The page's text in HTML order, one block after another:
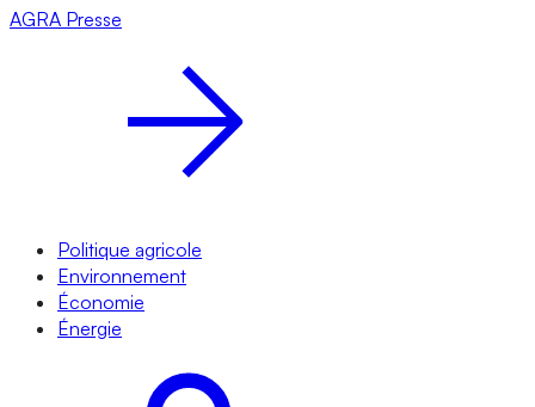
AGRA Presse
Politique agricole
Environnement
Économie
Énergie